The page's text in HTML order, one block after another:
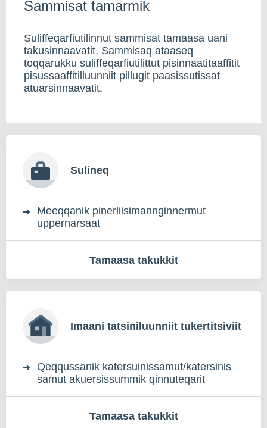
Sammisat tamarmik
Suliffeqarfiutilinnut sammisat tamaasa uani
takusinnaavatit. Sammisaq ataaseq
toqqarukku suliffeqarfiutilittut pisinnaatitaaffitit
pisussaaffitilluunniit pillugit paasissutissat
atuarsinnaavatit.
Sulineq
Meeqqanik pinerliisimannginnermut
uppernarsaat
Tamaasa takukkit
Imaani tatsiniluunniit tukertitsiviit
Qeqqussanik katersuinissamut/katersinis
samut akuersissummik qinnuteqarit
Tamaasa takukkit